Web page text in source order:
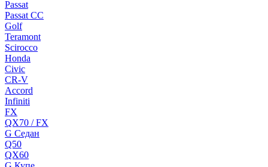
Passat
Passat CC
Golf
Teramont
Scirocco
Honda
Civic
CR-V
Accord
Infiniti
FX
QX70 / FX
G Cедан
Q50
QX60